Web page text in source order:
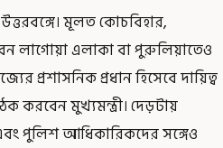
মূলত কোচবিহার,
লাগোয়া এলাকা বা পুরুলিয়াতেও
প্রশাসনিক প্রধান হিসেবে দায়িত্ব
করবেন মুখ্যমন্ত্রী। দেড়টায়
পুলিশ আধিকারিকদের সঙ্গেও